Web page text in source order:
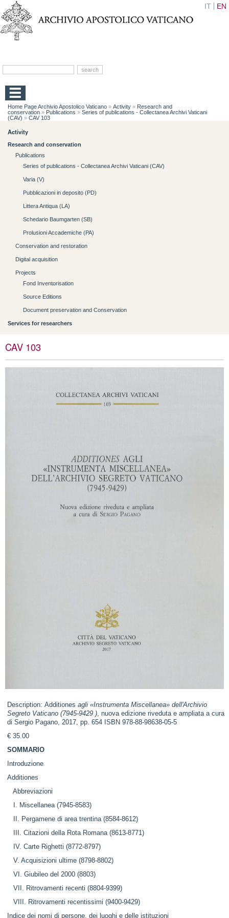
IT EN
Home Page Archivio Apostolico Vaticano » Activity » Research and
conservation » Publications » Series of publications - Collectanea Archivi Vaticani
(CAV) » CAV 103
Activity
Research and conservation
Publications
Series of publications - Collectanea Archivi Vaticani (CAV)
Varia (V)
Pubblicazioni in deposito (PD)
Littera Antiqua (LA)
Schedario Baumgarten (SB)
Prolusioni Accademiche (PA)
Conservation and restoration
Digital acquisition
Projects
Fond Inventorisation
Source Editions
Document preservation and Conservation
Services for researchers
CAV 103
Description: Additionesagli «Instrumenta Miscellanea» dell'Archivio
Segreto Vaticano (7945-9429 ), nuova edizione riveduta e ampliata a cura
di Sergio Pagano, 2017, pp. 654 ISBN 978-88-98638-05-5
€ 35.00
SOMMARIO
Introduzione
Additiones
Abbreviazioni
I. Miscellanea (7945-8583)
II. Pergamene di area trentina (8584-8612)
III. Citazioni della Rota Romana (8613-8771)
IV. Carte Righetti (8772-8797)
V. Acquisizioni ultime (8798-8802)
VI. Giubileo del 2000 (8803)
VII. Ritrovamenti recenti (8804-9399)
VIII. Ritrovamenti recentissimi (9400-9429)
Indice dei nomi di persone, dei luoghi e delle istituzioni